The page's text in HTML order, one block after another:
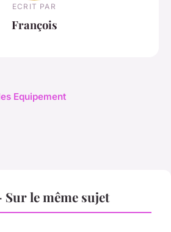
ECRIT PAR
François
Equipement
le même sujet